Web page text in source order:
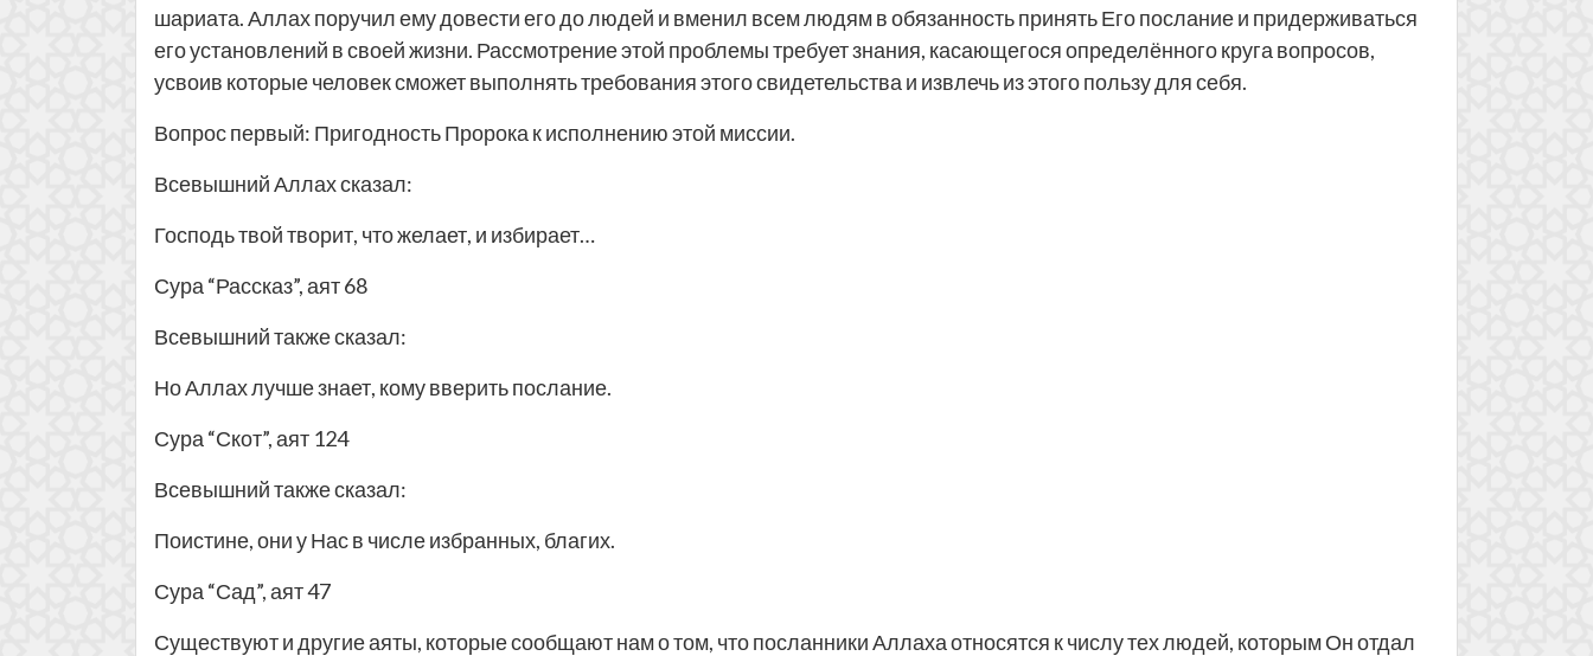
шариата. Аллах поручил ему довести его до людей и вменил всем людям в обязанность принять Его послание и придерживаться
его установлений в своей жизни. Рассмотрение этой проблемы требует знания, касающегося определённого круга вопросов,
усвоив которые человек сможет выполнять требования этого свидетельства и извлечь из этого пользу для себя.
Вопрос первый: Пригодность Пророка к исполнению этой миссии.
Всевышний Аллах сказал:
Господь твой творит, что желает, и избирает…
Сура “Рассказ”, аят 68
Всевышний также сказал:
Но Аллах лучше знает, кому вверить послание.
Сура “Скот”, аят 124
Всевышний также сказал:
Поистине, они у Нас в числе избранных, благих.
Сура “Сад”, аят 47
Существуют и другие аяты, которые сообщают нам о том, что посланники Аллаха относятся к числу тех людей, которым Он отдал